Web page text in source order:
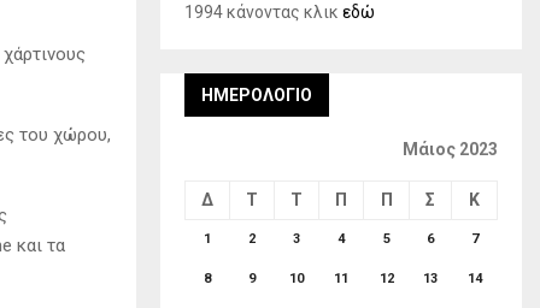
του χώρου,
και τα
1994 κάνοντας κλικ εδώ
ΗΜΕΡΟΛΌΓΙΟ
Μάιος 2023
Δ Τ Τ Π Π Σ Κ
1 2 3 4 5 6 7
8 9 10 11 12 13 14